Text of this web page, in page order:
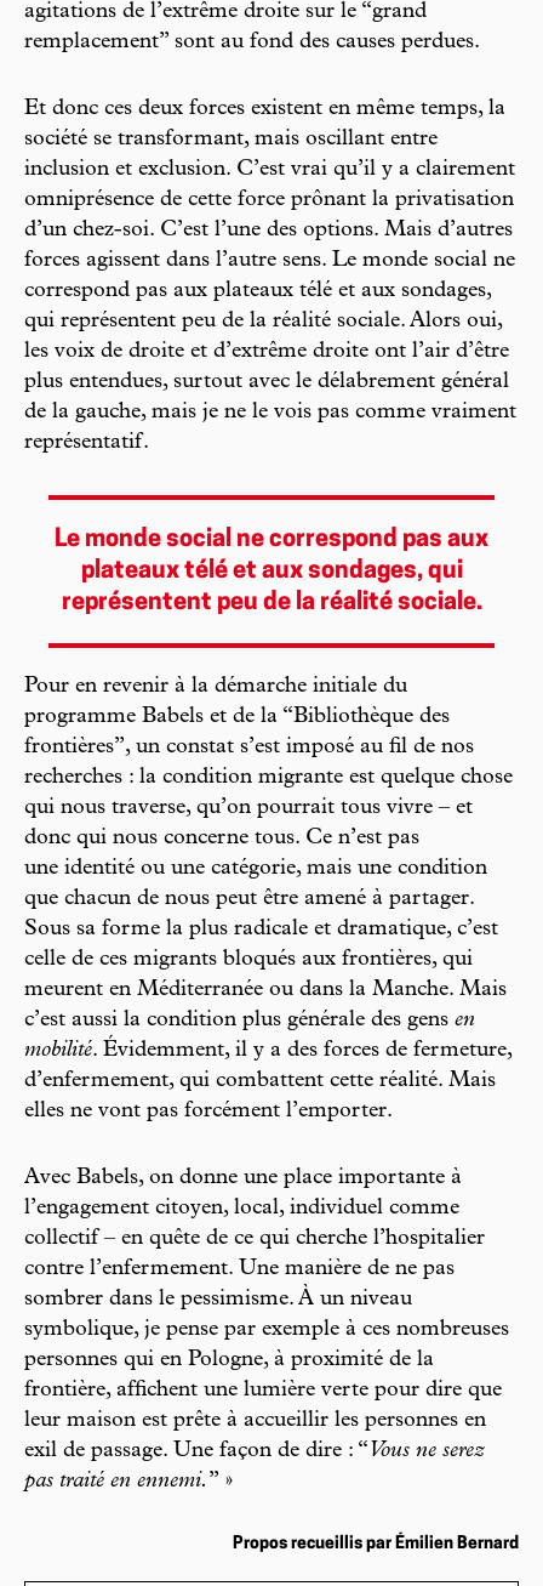
agitations de l’extrême droite sur le “grand
remplacement” sont au fond des causes perdues.
Et donc ces deux forces existent en même temps, la
société se transformant, mais oscillant entre
inclusion et exclusion. C’est vrai qu’il y a clairement
omniprésence de cette force prônant la privatisation
d’un chez-soi. C’est l’une des options. Mais d’autres
forces agissent dans l’autre sens. Le monde social ne
correspond pas aux plateaux télé et aux sondages,
qui représentent peu de la réalité sociale. Alors oui,
les voix de droite et d’extrême droite ont l’air d’être
plus entendues, surtout avec le délabrement général
de la gauche, mais je ne le vois pas comme vraiment
représentatif.
Le monde social ne correspond pas aux
plateaux télé et aux sondages, qui
représentent peu de la réalité sociale.
Pour en revenir à la démarche initiale du
programme Babels et de la “Bibliothèque des
frontières”, un constat s’est imposé au fil de nos
recherches : la condition migrante est quelque chose
qui nous traverse, qu’on pourrait tous vivre – et
donc qui nous concerne tous. Ce n’est pas
une identité ou une catégorie, mais une condition
que chacun de nous peut être amené à partager.
Sous sa forme la plus radicale et dramatique, c’est
celle de ces migrants bloqués aux frontières, qui
meurent en Méditerranée ou dans la Manche. Mais
c’est aussi la condition plus générale des gens en
mobilité. Évidemment, il y a des forces de fermeture,
d’enfermement, qui combattent cette réalité. Mais
elles ne vont pas forcément l’emporter.
Avec Babels, on donne une place importante à
l’engagement citoyen, local, individuel comme
collectif – en quête de ce qui cherche l’hospitalier
contre l’enfermement. Une manière de ne pas
sombrer dans le pessimisme. À un niveau
symbolique, je pense par exemple à ces nombreuses
personnes qui en Pologne, à proximité de la
frontière, affichent une lumière verte pour dire que
leur maison est prête à accueillir les personnes en
exil de passage. Une façon de dire : “ Vous ne serez
pas traité en ennemi. ” »
Propos recueillis par Émilien Bernard